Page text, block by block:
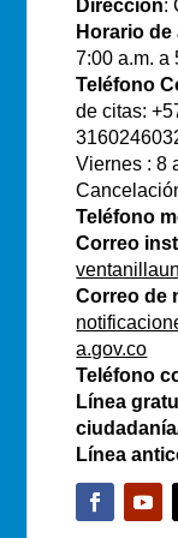
Dirección:
Horario
7:00 a.m. a
Teléfono
de citas:
Viernes : 8
Teléfono
Correo
Correo de
a.gov.co
Teléfono
Línea
Línea